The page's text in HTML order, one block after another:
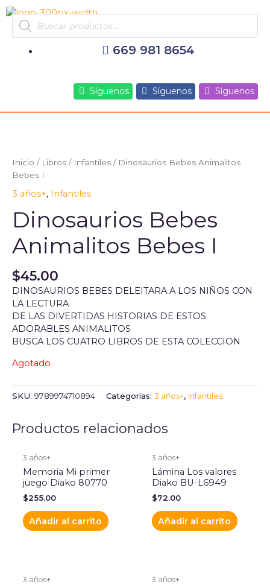
al
contenido
Products
search
669 981 8654
Síguenos Síguenos Síguenos
Inicio / Libros / Infantiles / Dinosaurios Bebes Animalitos
Bebes I
3 años+, Infantiles
Dinosaurios Bebes
Animalitos Bebes I
$45.00
DINOSAURIOS BEBES DELEITARA A LOS NIÑOS CON
LA LECTURA
DE LAS DIVERTIDAS HISTORIAS DE ESTOS
ADORABLES ANIMALITOS
BUSCA LOS CUATRO LIBROS DE ESTA COLECCION
Agotado
SKU: 9789974710894 Categorías: 3 años+, Infantiles
Productos relacionados
3 años+
Memoria Mi primer
juego Diako 80770
$255.00
Añadir al carrito
3 años+
Lámina Los valores
Diako BU-L6949
$72.00
Añadir al carrito
3 años+ 3 años+